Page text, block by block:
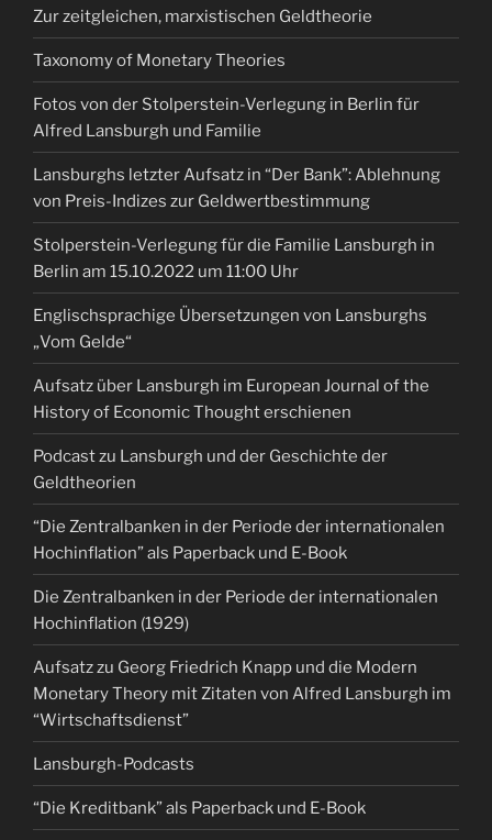
Zur zeitgleichen, marxistischen Geldtheorie
Taxonomy of Monetary Theories
Fotos von der Stolperstein-Verlegung in Berlin für
Alfred Lansburgh und Familie
Lansburghs letzter Aufsatz in “Der Bank”: Ablehnung
von Preis-Indizes zur Geldwertbestimmung
Stolperstein-Verlegung für die Familie Lansburgh in
Berlin am 15.10.2022 um 11:00 Uhr
Englischsprachige Übersetzungen von Lansburghs
„Vom Gelde“
Aufsatz über Lansburgh im European Journal of the
History of Economic Thought erschienen
Podcast zu Lansburgh und der Geschichte der
Geldtheorien
“Die Zentralbanken in der Periode der internationalen
Hochinflation” als Paperback und E-Book
Die Zentralbanken in der Periode der internationalen
Hochinflation (1929)
Aufsatz zu Georg Friedrich Knapp und die Modern
Monetary Theory mit Zitaten von Alfred Lansburgh im
“Wirtschaftsdienst”
Lansburgh-Podcasts
“Die Kreditbank” als Paperback und E-Book